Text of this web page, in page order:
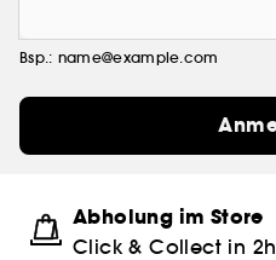
Bsp.: name@example.com
Abholung im Store
Click & Collect in 2h